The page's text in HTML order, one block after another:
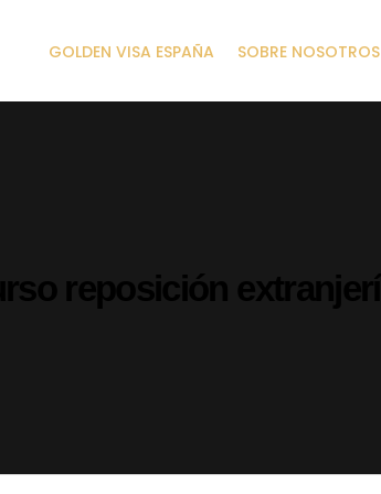
GOLDEN VISA ESPAÑA SOBRE NOSOTROS